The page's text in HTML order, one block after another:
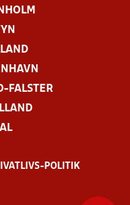
FALSTER
POLITIK